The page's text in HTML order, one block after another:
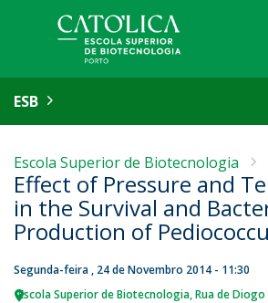
ESB
Escola Superior de Biotecnologia
Effect of Pressure and
in the Survival and
Production of
Segunda-feira , 24 de Novembro 2014 - 11:30
Escola Superior de Biotecnologia Rua de